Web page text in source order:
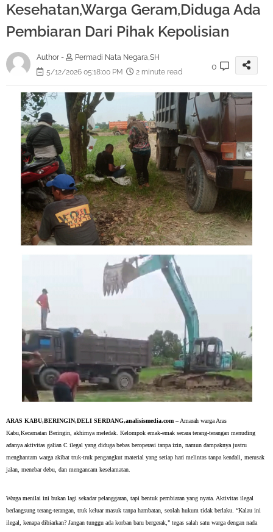
Kesehatan,Warga Geram,Diduga Ada
Pembiaran Dari Pihak Kepolisian
Author -
Permadi Nata Negara,SH
5/12/2026 05:18:00 PM
2 minute read
0
ARAS KABU,BERINGIN,DELI SERDANG,analisismedia.com – Amarah warga Aras
Kabu,Kecamatan Beringin, akhirnya meledak. Kelompok emak-emak secara terang-terangan menuding
adanya aktivitas galian C ilegal yang diduga bebas beroperasi tanpa izin, namun dampaknya justru
menghantam warga akibat truk-truk pengangkut material yang setiap hari melintas tanpa kendali, merusak
jalan, menebar debu, dan mengancam keselamatan.
Warga menilai ini bukan lagi sekadar pelanggaran, tapi bentuk pembiaran yang nyata. Aktivitas ilegal
berlangsung terang-terangan, truk keluar masuk tanpa hambatan, seolah hukum tidak berlaku. “Kalau ini
ilegal, kenapa dibiarkan? Jangan tunggu ada korban baru bergerak,” tegas salah satu warga dengan nada